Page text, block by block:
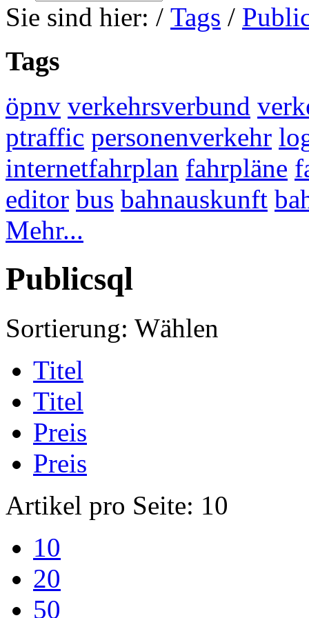
Sie sind hier: / Tags /
Tags
öpnv verkehrsverbund
ptraffic personenverkehr
internetfahrplan fahrpläne
editor bus bahnauskunft
Mehr...
Publicsql
Sortierung: Wählen
Titel
Titel
Preis
Preis
Artikel pro Seite: 10
10
20
50